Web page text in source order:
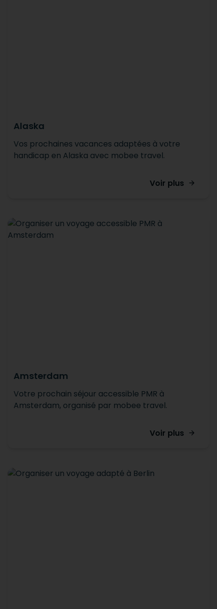
Alaska
Vos prochaines vacances adaptées à votre
handicap en Alaska avec mobee travel.
Voir plus
Amsterdam
Votre prochain séjour accessible PMR à
Amsterdam, organisé par mobee travel.
Voir plus